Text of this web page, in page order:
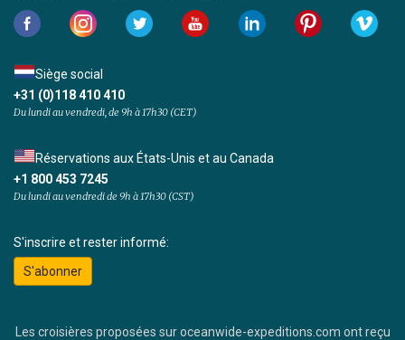
Siège social
+31 (0)118 410 410
Du lundi au vendredi, de 9h à 17h30 (CET)
Réservations aux États-Unis et au Canada
+1 800 453 7245
Du lundi au vendredi de 9h à 17h30 (CST)
S'inscrire et rester informé:
S'abonner
Les croisières proposées sur oceanwide-expeditions.com ont reçu